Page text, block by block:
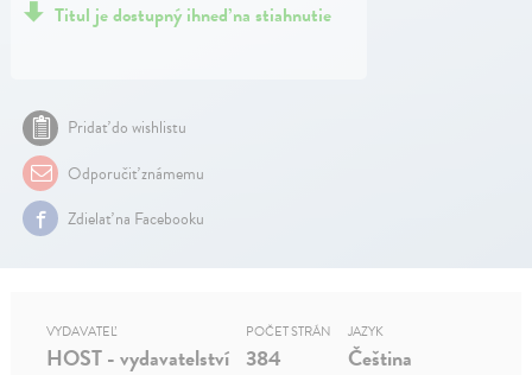
Titul je dostupný ihneď na stiahnutie
Pridať do wishlistu
Odporučiť známemu
Zdielať na Facebooku
VYDAVATEĽ
HOST - vydavatelství
POČET STRÁN
384
JAZYK
Čeština